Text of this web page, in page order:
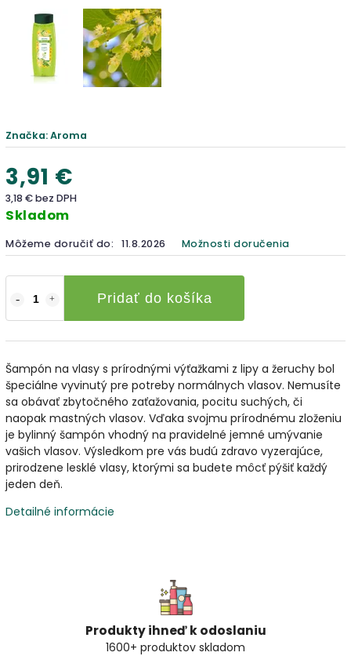
Značka:Aroma
3,91 €
3,18 € bez DPH
Skladom
Môžeme doručiť do: 11.8.2026 Možnosti doručenia
Pridať do košíka
Šampón na vlasy s prírodnými výťažkami z lipy a žeruchy bol
špeciálne vyvinutý pre potreby normálnych vlasov. Nemusíte
sa obávať zbytočného zaťažovania, pocitu suchých, či
naopak mastných vlasov. Vďaka svojmu prírodnému zloženiu
je bylinný šampón vhodný na pravidelné jemné umývanie
vašich vlasov. Výsledkom pre vás budú zdravo vyzerajúce,
prirodzene lesklé vlasy, ktorými sa budete môcť pýšiť každý
jeden deň.
Detailné informácie
Produkty ihneď k odoslaniu
1600+ produktov skladom